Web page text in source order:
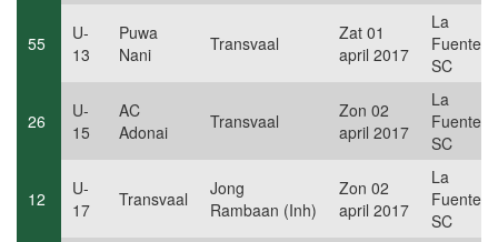
55
U-
13
Puwa
Nani
Transvaal
Zat 01
april 2017
La
Fuente
SC
26
U-
15
AC
Adonai
Transvaal
Zon 02
april 2017
La
Fuente
SC
12
U-
17
Transvaal
Jong
Rambaan (Inh)
Zon 02
april 2017
La
Fuente
SC